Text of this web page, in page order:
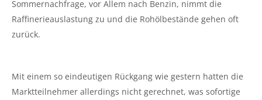
Sommernachfrage, vor Allem nach Benzin, nimmt die
Raffinerieauslastung zu und die Rohölbestände gehen oft
zurück.
Mit einem so eindeutigen Rückgang wie gestern hatten die
Marktteilnehmer allerdings nicht gerechnet, was sofortige